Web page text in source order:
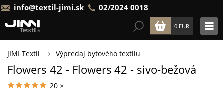
info@textil-jimi.sk 02/2024 0018
0 EUR
JIMI Textil Výpredaj bytového textilu
Flowers 42 - Flowers 42 - sivo-bežová
20 ×